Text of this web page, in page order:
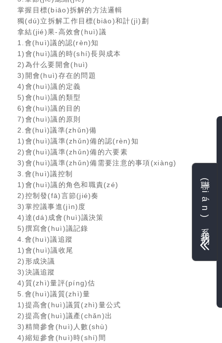
掌握目標(biāo)拆解的方法邏輯
獨(dú)立拆解工作目標(biāo)和計(jì)劃
拿結(jié)果-高效會(huì)議
1.會(huì)議的認(rèn)知
1)會(huì)議的時(shí)長與成本
2)為什么要開會(huì)
3)開會(huì)存在的問題
4)會(huì)議的定義
5)會(huì)議的類型
6)會(huì)議的目的
7)會(huì)議的原則
2.會(huì)議準(zhǔn)備
1)會(huì)議準(zhǔn)備的認(rèn)知
2)會(huì)議準(zhǔn)備的六要素
3)會(huì)議準(zhǔn)備需要注意的事項(xiàng)
3.會(huì)議控制
1)會(huì)議的角色和職責(zé)
2)控制發(fā)言節(jié)奏
3)掌控議事進(jìn)度
4)達(dá)成會(huì)議決策
5)撰寫會(huì)議記錄
4.會(huì)議追蹤
1)會(huì)議收尾
2)形成決議
3)決議追蹤
4)質(zhì)量評(píng)估
5.會(huì)議質(zhì)量
1)提高會(huì)議質(zhì)量公式
2)提高會(huì)議產(chǎn)出
3)精簡參會(huì)人數(shù)
4)縮短參會(huì)時(shí)間
聯(lián)系我們